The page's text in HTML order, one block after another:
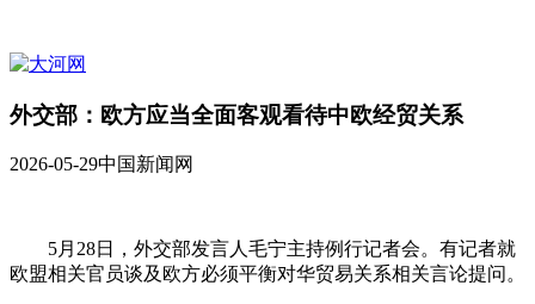
外交部：欧方应当全面客观看待中欧经贸关系
2026-05-29中国新闻网
5月28日，外交部发言人毛宁主持例行记者会。有记者就
欧盟相关官员谈及欧方必须平衡对华贸易关系相关言论提问。